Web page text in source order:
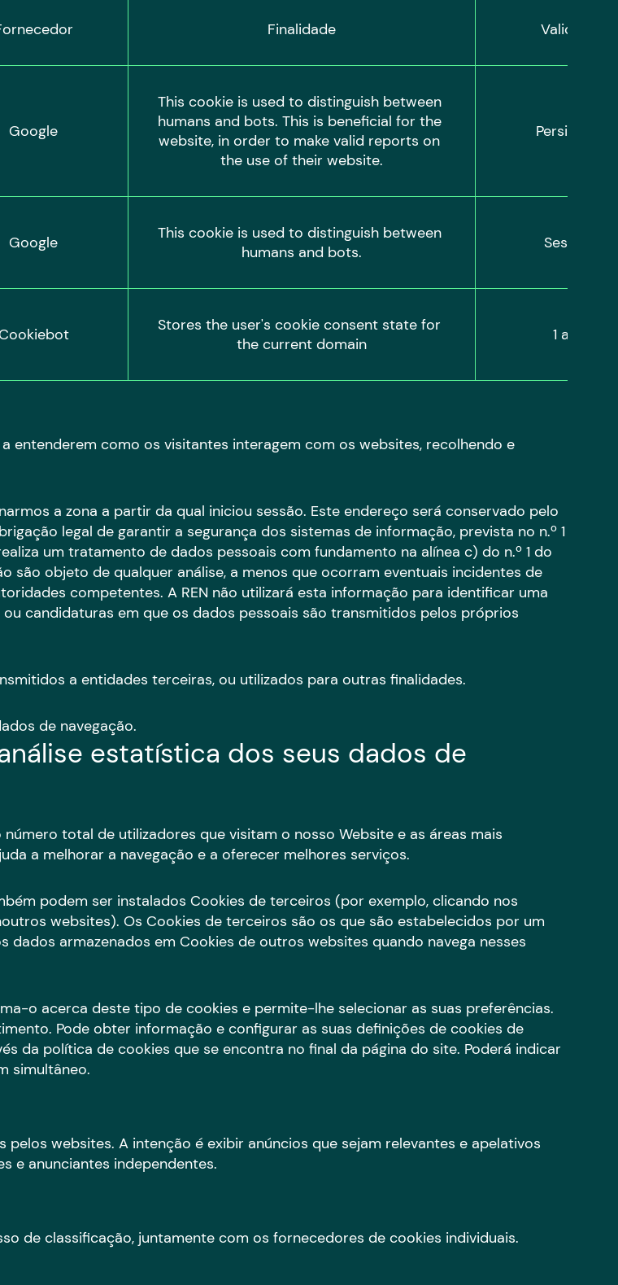
Finalidade Validade
Google
This cookie is used to distinguish between
humans and bots. This is beneficial for the
website, in order to make valid reports on
the use of their website.
Persistent
Google
This cookie is used to distinguish between
humans and bots.
Session
Stores the user's cookie consent state for
the current domain
1 ano
como os visitantes interagem com os websites, recolhendo e
a zona a partir da qual iniciou sessão. Este endereço será conservado pelo
legal de garantir a segurança dos sistemas de informação, prevista no n.º 1
um tratamento de dados pessoais com fundamento na alínea c) do n.º 1 do
são objeto de qualquer análise, a menos que ocorram eventuais incidentes de
competentes. A REN não utilizará esta informação para identificar uma
candidaturas em que os dados pessoais são transmitidos pelos próprios
a entidades terceiras, ou utilizados para outras finalidades.
de navegação.
estatística dos seus dados de
total de utilizadores que visitam o nosso Website e as áreas mais
a melhorar a navegação e a oferecer melhores serviços.
podem ser instalados Cookies de terceiros (por exemplo, clicando nos
websites). Os Cookies de terceiros são os que são estabelecidos por um
armazenados em Cookies de outros websites quando navega nesses
o acerca deste tipo de cookies e permite-lhe selecionar as suas preferências.
Pode obter informação e configurar as suas definições de cookies de
da política de cookies que se encontra no final da página do site. Poderá indicar
simultâneo.
websites. A intenção é exibir anúncios que sejam relevantes e apelativos
e anunciantes independentes.
de classificação, juntamente com os fornecedores de cookies individuais.